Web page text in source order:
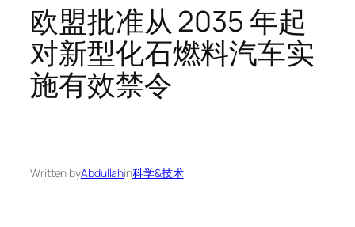
欧盟批准从 2035 年起
对新型化石燃料汽车实
施有效禁令
Written byAbdullahin科学&技术